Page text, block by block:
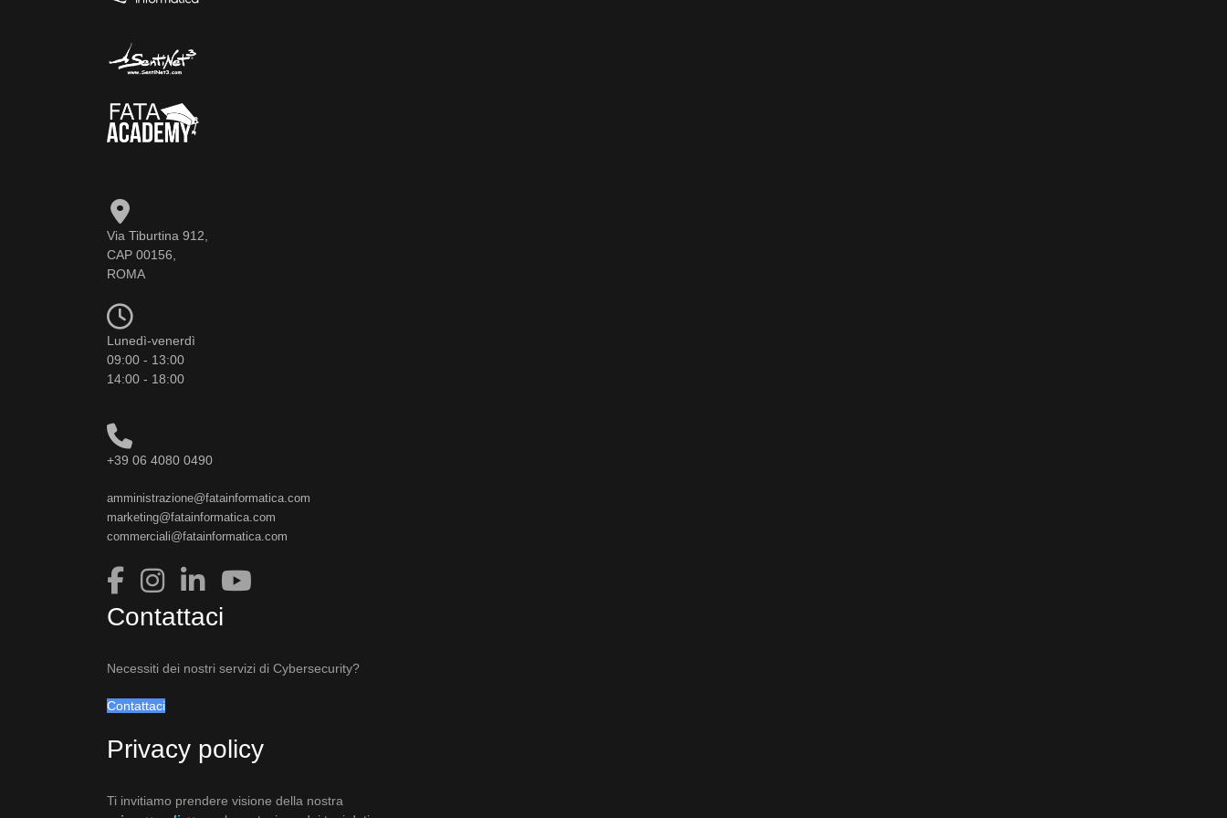
Via Tiburtina 912,
CAP 00156,
ROMA
Lunedì-venerdì
09:00 - 13:00
14:00 - 18:00
+39 06 4080 0490
amministrazione@fatainformatica.com
marketing@fatainformatica.com
commerciali@fatainformatica.com
Contattaci
Necessiti dei nostri servizi di Cybersecurity?
Contattaci
Privacy policy
Ti invitiamo prendere visione della nostra